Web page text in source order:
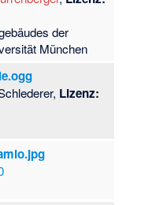
der
München
Lizenz: